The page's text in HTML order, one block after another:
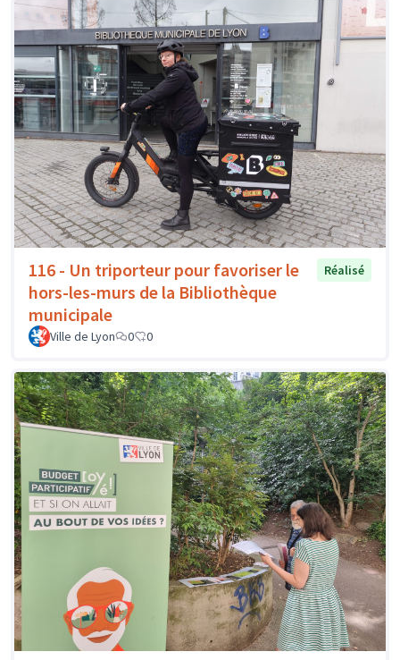
116 - Un triporteur pour favoriser le
hors-les-murs de la Bibliothèque
municipale
Réalisé
Ville de Lyon 0 0